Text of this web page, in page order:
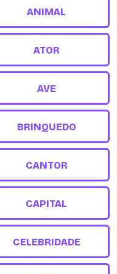
ANIMAL
ATOR
AVE
BRINQUEDO
CANTOR
CAPITAL
CELEBRIDADE